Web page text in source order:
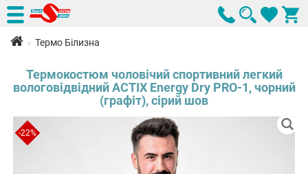
Термо Білизна
Термокостюм чоловічий спортивний легкий
вологовідвідний ACTIX Energy Dry PRO-1, чорний
(графіт), сірий шов
-22%